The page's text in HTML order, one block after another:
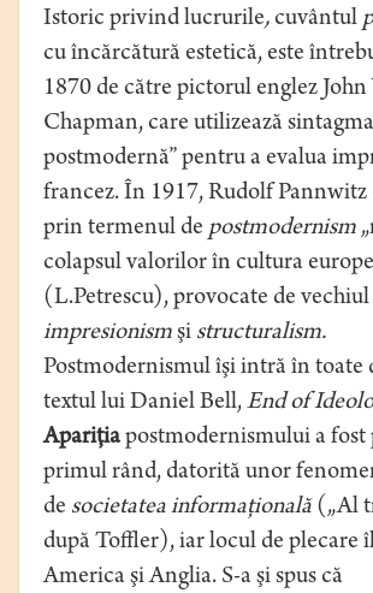
Istoric privind lucrurile, cuvântul
cu încărcătură estetică, este
1870 de către pictorul englez
Chapman, care utilizează
postmodernă” pentru a evalua
francez. În 1917, Rudolf Pannwitz
prin termenul de postmodernism
colapsul valorilor în cultura
(L.Petrescu), provocate de vechiul
impresionismşi structuralism.
Postmodernismul îşi intră în toate
textul lui Daniel Bell,End of
Apariţiapostmodernismului a fost
primul rând, datorită unor
de societatea informaţională („Al
după Toffler), iar locul de plecare
America şi Anglia. S-a şi spus că